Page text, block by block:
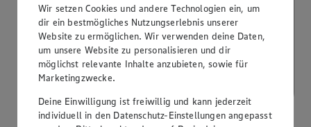
Wir setzen Cookies und andere Technologien ein, um
dir ein bestmögliches Nutzungserlebnis unserer
Website zu ermöglichen. Wir verwenden deine Daten,
um unsere Website zu personalisieren und dir
möglichst relevante Inhalte anzubieten, sowie für
Marketingzwecke.
Deine Einwilligung ist freiwillig und kann jederzeit
individuell in den Datenschutz-Einstellungen angepasst